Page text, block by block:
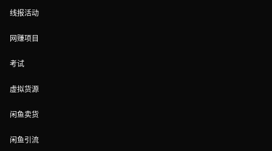
线报活动
网赚项目
考试
虚拟货源
闲鱼卖货
闲鱼引流